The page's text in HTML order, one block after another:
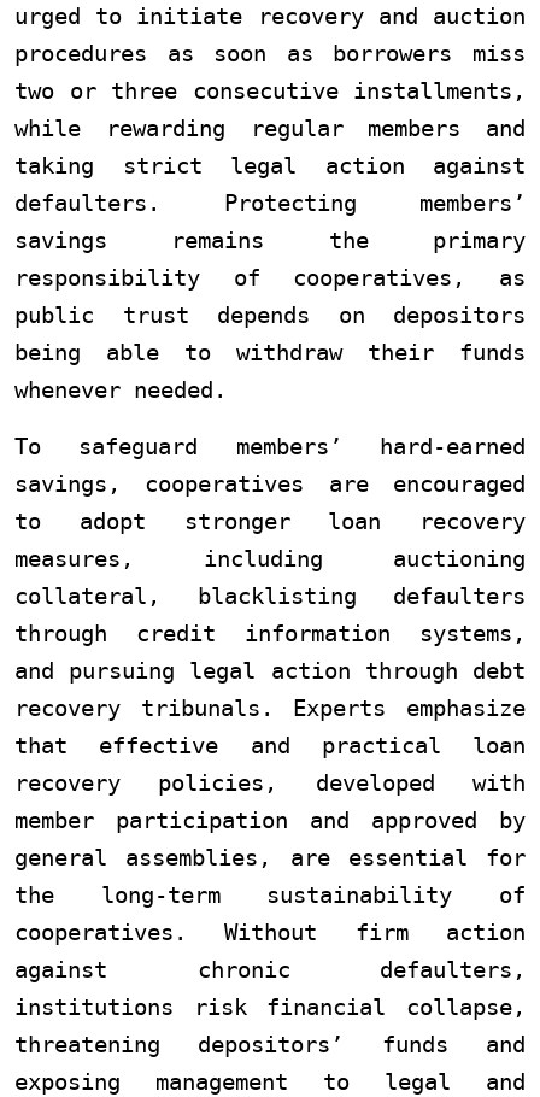
urged to initiate recovery and auction
procedures as soon as borrowers miss
two or three consecutive installments,
while rewarding regular members and
taking strict legal action against
defaulters. Protecting members’
savings remains the primary
responsibility of cooperatives, as
public trust depends on depositors
being able to withdraw their funds
whenever needed.
To safeguard members’ hard-earned
savings, cooperatives are encouraged
to adopt stronger loan recovery
measures, including auctioning
collateral, blacklisting defaulters
through credit information systems,
and pursuing legal action through debt
recovery tribunals. Experts emphasize
that effective and practical loan
recovery policies, developed with
member participation and approved by
general assemblies, are essential for
the long-term sustainability of
cooperatives. Without firm action
against chronic defaulters,
institutions risk financial collapse,
threatening depositors’ funds and
exposing management to legal and